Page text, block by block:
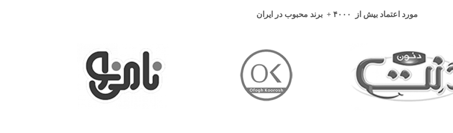
مورد اعتماد بیش از ۴۰۰۰ + برند محبوب در ایران